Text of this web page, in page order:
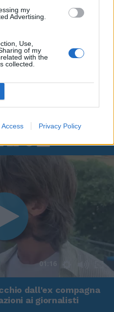
my
Advertising.
Use,
of my
with the
collected.
Access Privacy Policy
01:16
dall'ex compagna
ai giornalisti